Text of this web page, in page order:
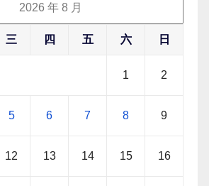
2026 年 8 月
三 四 五 六 日
1 2
5 6 7 8 9
12 13 14 15 16